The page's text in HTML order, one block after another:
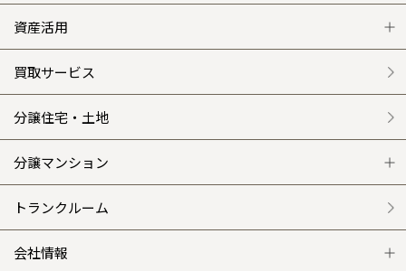
グレートステージ
クレステージ
施工事例
平屋の家
外観・インテリア集
WEB住宅展示場
リフォーム トップ
リフォームメニュー
選ばれる理由
リフォームの流れ
介護保険利用で快適リフォーム
カタログ請求（無料）
資産活用
資産活用 トップ
賃貸併用住宅のメリット
安心のサポートシステム
商品紹介
展示場案内
買取サービス
分譲住宅・土地
分譲マンション
分譲マンション トップ
ワザックとは
トランクルーム
会社情報